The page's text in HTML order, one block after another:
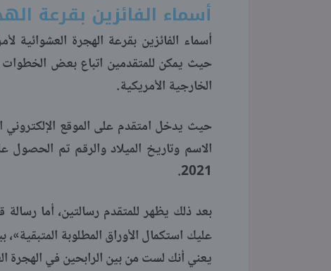
أسماء الفائزين بقرعة
حيث يمكن للمتقدمين اتباع بعض الخطوات
الخارجية الأمريكية.
حيث يدخل امتقدم على الموقع الإلكتروني
2021.
عليك استكمال الأوراق المطلوبة
يعني أنك لست من بين الرابحين في الهجرة